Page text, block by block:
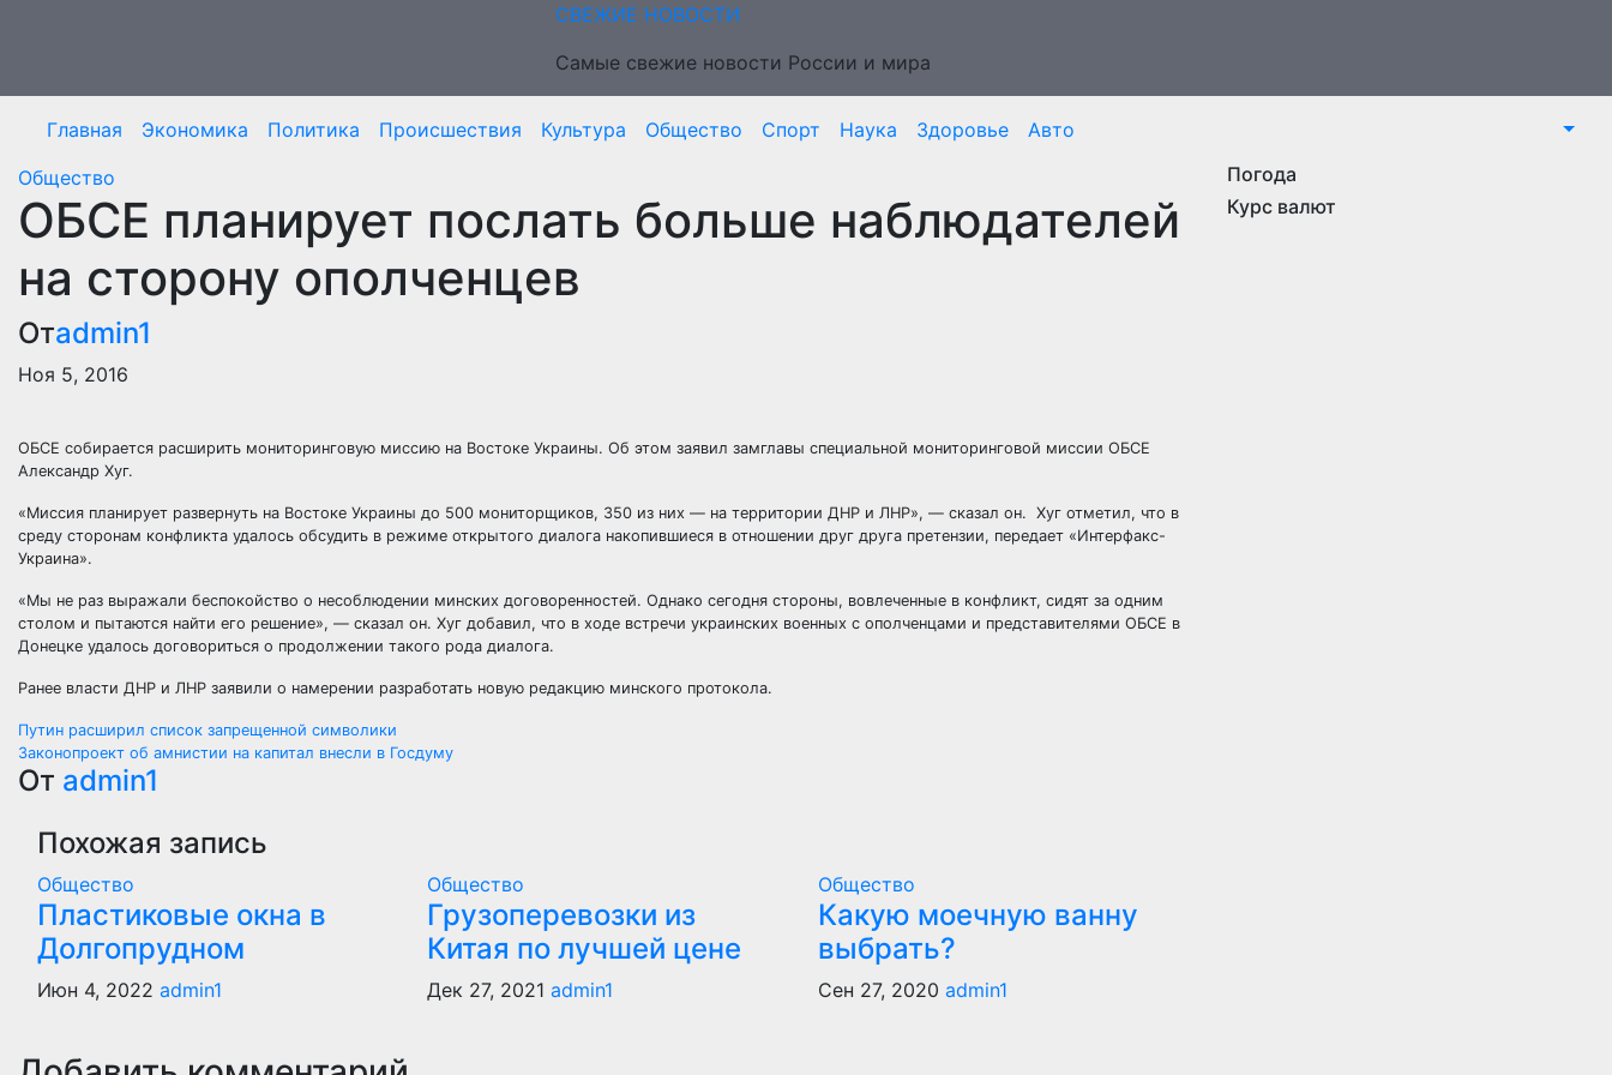
СВЕЖИЕ НОВОСТИ
Самые свежие новости России и мира
Главная Экономика Политика Происшествия Культура Общество Спорт Наука Здоровье
Авто
Общество
ОБСЕ планирует послать больше наблюдателей
на сторону ополченцев
Отadmin1
Ноя 5, 2016
ОБСЕ собирается расширить мониторинговую миссию на Востоке Украины. Об этом заявил замглавы специальной мониторинговой миссии ОБСЕ
Александр Хуг.
«Миссия планирует развернуть на Востоке Украины до 500 мониторщиков, 350 из них — на территории ДНР и ЛНР», — сказал он. Хуг отметил, что в
среду сторонам конфликта удалось обсудить в режиме открытого диалога накопившиеся в отношении друг друга претензии, передает «Интерфакс-
Украина».
«Мы не раз выражали беспокойство о несоблюдении минских договоренностей. Однако сегодня стороны, вовлеченные в конфликт, сидят за одним
столом и пытаются найти его решение», — сказал он. Хуг добавил, что в ходе встречи украинских военных с ополченцами и представителями ОБСЕ в
Донецке удалось договориться о продолжении такого рода диалога.
Ранее власти ДНР и ЛНР заявили о намерении разработать новую редакцию минского протокола.
Навигация
по
записям
Путин расширил список запрещенной символики
Законопроект об амнистии на капитал внесли в Госдуму
От admin1
Похожая запись
Общество
Пластиковые окна в
Долгопрудном
Июн 4, 2022 admin1
Общество
Грузоперевозки из
Китая по лучшей цене
Дек 27, 2021admin1
Общество
Какую моечную ванну
выбрать?
Сен 27, 2020 admin1
Погода
Курс валют